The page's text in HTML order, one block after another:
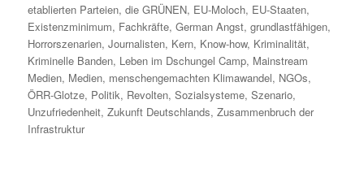
etablierten Parteien,die GRÜNEN, EU-Moloch, EU-Staaten,
Existenzminimum, Fachkräfte,German Angst,grundlastfähigen,
Horrorszenarien,Journalisten, Kern, Know-how, Kriminalität,
Kriminelle Banden, Leben im Dschungel Camp, Mainstream
Medien, Medien, menschengemachten Klimawandel, NGOs,
ÖRR-Glotze, Politik, Revolten,Sozialsysteme,Szenario,
Unzufriedenheit,Zukunft Deutschlands,Zusammenbruch der
Infrastruktur